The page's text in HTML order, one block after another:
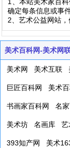
1、本站美术家百
确定每条信息或事
2、艺术公益网站
美术百科网-美术网
美术网 美术互联
巨匠百科网 美术
书画家百科网 名
美术坊 名画库 艺
393知产网 美术